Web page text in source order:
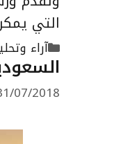
التي
آراء
07/2018